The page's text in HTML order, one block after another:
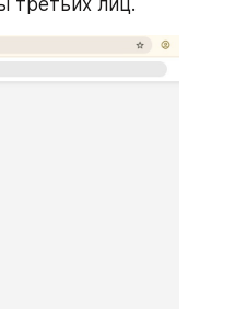
третьих лиц.